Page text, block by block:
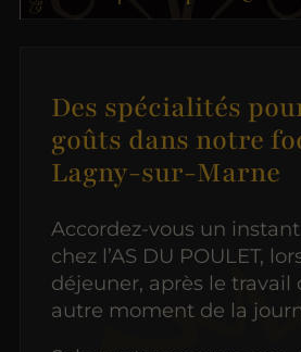
Des spécialités
goûts dans notre
Lagny-sur-Marne
Accordez-vous un
chez l’AS DU POULET,
déjeuner, après le travail
autre moment de la